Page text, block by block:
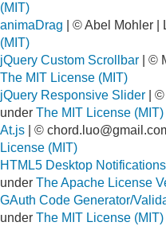
(MIT)
animaDrag | © Abel Mohler |
(MIT)
jQuery Custom Scrollbar | ©
The MIT License (MIT)
jQuery Responsive Slider |
under The MIT License (MIT)
At.js | ©
License (MIT)
HTML5 Desktop Notifications
under The Apache License
GAuth Code Generator/
under The MIT License (MIT)